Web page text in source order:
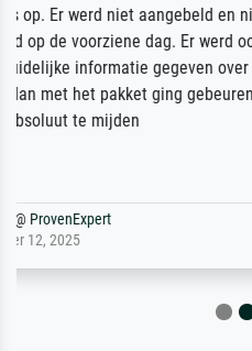
sorgfältig und sicher
unbeschadet bei uns
unser letzter
Dank!
Reinhold,